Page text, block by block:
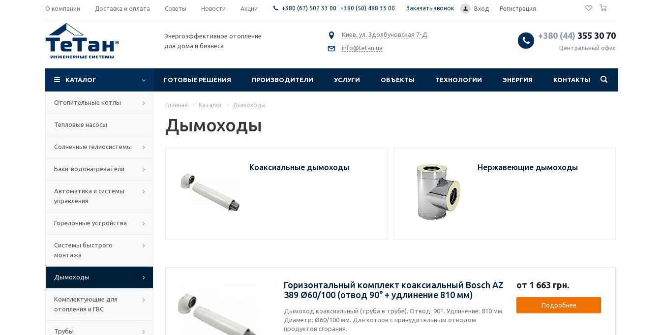
О компании Доставка и оплата Советы Новости Акции +380 (67) 502 33 00 +380 (50) 488 33 00 Заказать звонок Вход Регистрация
Энергоэффективное отопление
для дома и бизнеса
Киев, ул. Здолбуновская 7-Д
info@tetan.ua
+380 (44) 355 30 70
Центральный офис
КАТАЛОГ ГОТОВЫЕ РЕШЕНИЯ ПРОИЗВОДИТЕЛИ УСЛУГИ ОБЪЕКТЫ ТЕХНОЛОГИИ ЭНЕРГИЯ КОНТАКТЫ
Отопительные котлы
Тепловые насосы
Солнечные гелиосистемы
Баки-водонагреватели
Автоматика и системы
управления
Горелочные устройства
Системы быстрого
монтажа
Дымоходы
Комплектующие для
отопления и ГВС
Трубы
Главная - Каталог - Дымоходы
Дымоходы
Коаксиальные дымоходы Нержавеющие дымоходы
Горизонтальный комплект коаксиальный Bosch AZ
389 Ø60/100 (отвод 90° + удлинение 810 мм)
Дымоход коаксиальный (труба в трубе). Отвод: 90º. Удлинение: 810 мм.
Диаметр: Ø60/100 мм. Для котлов с принудительным отводом
продуктов сгорания.
от 1 663 грн.
Подробнее